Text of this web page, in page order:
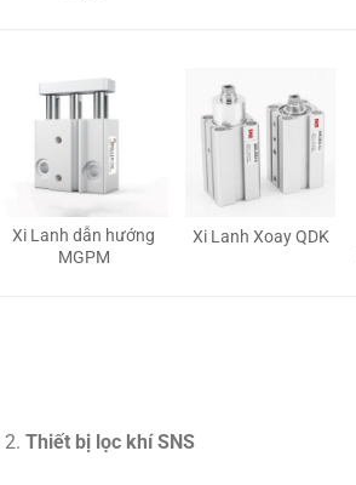
Xi Lanh dẫn hướng
MGPM
Xi Lanh Xoay QDK
Thiết bị lọc khí SNS